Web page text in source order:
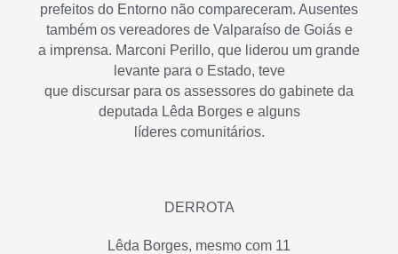
prefeitos do Entorno não compareceram. Ausentes
também os vereadores de Valparaíso de Goiáse
a imprensa. Marconi Perillo, que liderou um grande
levante para o Estado, teve
que discursar para os assessores do gabinete da
deputada Lêda Borges e alguns
líderes comunitários.
DERROTA
Lêda Borges, mesmo com 11